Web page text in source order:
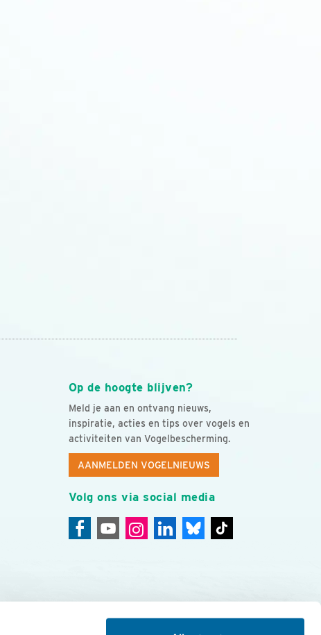
Op de hoogte blijven?
Meld je aan en ontvang nieuws,
inspiratie, acties en tips over vogels en
activiteiten van Vogelbescherming.
AANMELDEN VOGELNIEUWS
Volg ons via social media